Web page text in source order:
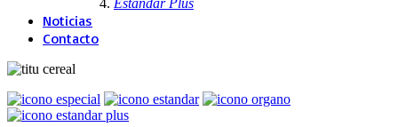
Estándar Plus
Noticias
Contacto